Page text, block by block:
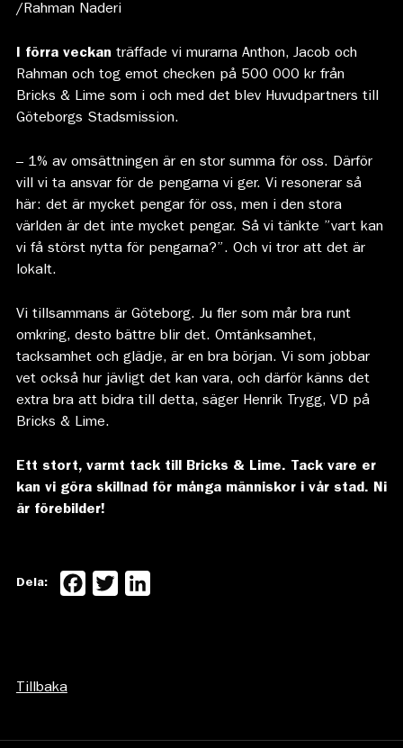
/Rahman Naderi
I förra veckan träffade vi murarna Anthon, Jacob och
Rahman och tog emot checken på 500 000 kr från
Bricks & Lime som i och med det blev Huvudpartners till
Göteborgs Stadsmission.
– 1% av omsättningen är en stor summa för oss. Därför
vill vi ta ansvar för de pengarna vi ger. Vi resonerar så
här: det är mycket pengar för oss, men i den stora
världen är det inte mycket pengar. Så vi tänkte ”vart kan
vi få störst nytta för pengarna?”. Och vi tror att det är
lokalt.
Vi tillsammans är Göteborg. Ju fler som mår bra runt
omkring, desto bättre blir det. Omtänksamhet,
tacksamhet och glädje, är en bra början. Vi som jobbar
vet också hur jävligt det kan vara, och därför känns det
extra bra att bidra till detta, säger Henrik Trygg, VD på
Bricks & Lime.
Ett stort, varmt tack till Bricks & Lime. Tack vare er
kan vi göra skillnad för många människor i vår stad. Ni
är förebilder!
Dela: Facebook
Twitter
Tillbaka